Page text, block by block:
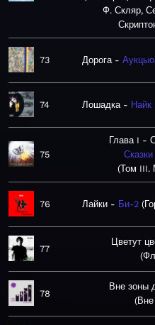
Ф. Скляр,
73 Дорога
74 Лошадка Найк
75
Глава I -
Том III.
76 Лайки Би-2
77
Цветут
78
Вне зоны